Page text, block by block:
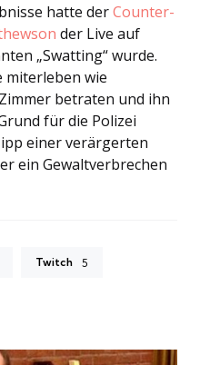
hatte derCounter-
der Live auf
„Swatting“ wurde.
miterleben wie
betraten und ihn
für die Polizei
einer verärgerten
ein Gewaltverbrechen
Twitch 5